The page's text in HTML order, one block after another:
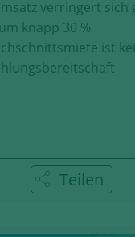
verringert sich
knapp 30 %
ist
Teilen